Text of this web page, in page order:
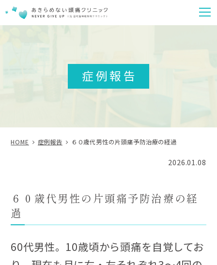
症例報告
HOME 症例報告 ６０歳代男性の片頭痛予防治療の経過
2026.01.08
６０歳代男性の片頭痛予防治療の経
過
60代男性。10歳頃から頭痛を自覚してお